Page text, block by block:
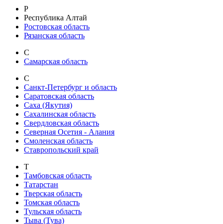
Р
Республика Алтай
Ростовская область
Рязанская область
С
Самарская область
С
Санкт-Петербург и область
Саратовская область
Саха (Якутия)
Сахалинская область
Свердловская область
Северная Осетия - Алания
Смоленская область
Ставропольский край
Т
Тамбовская область
Татарстан
Тверская область
Томская область
Тульская область
Тыва (Тува)